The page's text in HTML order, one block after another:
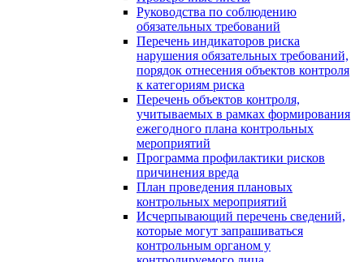
Руководства по соблюдению
обязательных требований
Перечень индикаторов риска
нарушения обязательных требований,
порядок отнесения объектов контроля
к категориям риска
Перечень объектов контроля,
учитываемых в рамках формирования
ежегодного плана контрольных
мероприятий
Программа профилактики рисков
причинения вреда
План проведения плановых
контрольных мероприятий
Исчерпывающий перечень сведений,
которые могут запрашиваться
контрольным органом у